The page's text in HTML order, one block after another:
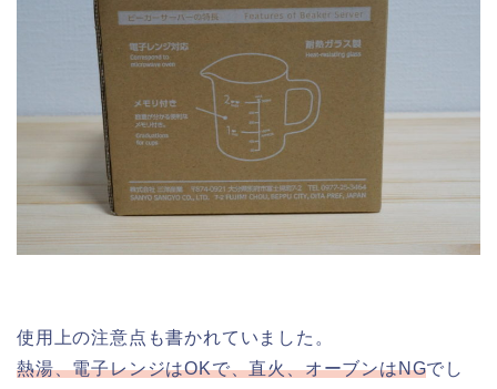
使用上の注意点も書かれていました。
熱湯、電子レンジはOKで、直火、オーブンはNGでし